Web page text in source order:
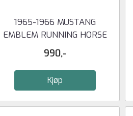
1965-1966 MUSTANG
EMBLEM RUNNING HORSE
PAR - ...
990,-
Kjøp